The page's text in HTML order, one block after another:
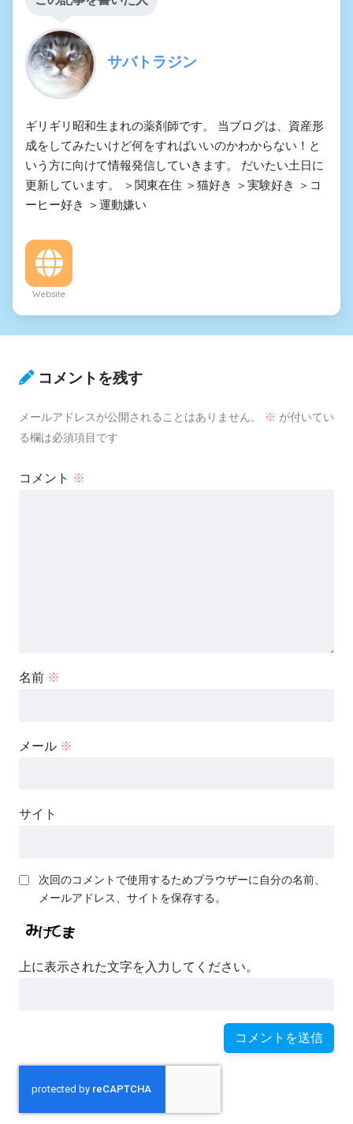
サバトラジン
ギリギリ昭和生まれの薬剤師です。 当ブログは、資産形
成をしてみたいけど何をすればいいのかわからない！と
いう方に向けて情報発信していきます。 だいたい土日に
更新しています。 ＞関東在住 ＞猫好き ＞実験好き ＞コ
ーヒー好き ＞運動嫌い
Website
コメントを残す
メールアドレスが公開されることはありません。 ※ が付いてい
る欄は必須項目です
コメント ※
名前 ※
メール ※
サイト
次回のコメントで使用するためブラウザーに自分の名前、
メールアドレス、サイトを保存する。
上に表示された文字を入力してください。